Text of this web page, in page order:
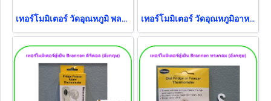
เทอร์โมมิเตอร์ วัดอุณหภูมิ พลาสติก เทอร์โมมิเตอร์ วัดอุณหภูมิอาหาร ของเหลว